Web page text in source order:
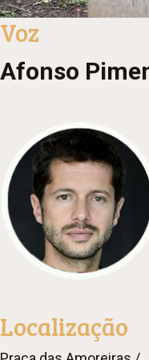
Voz
Afonso
Localização